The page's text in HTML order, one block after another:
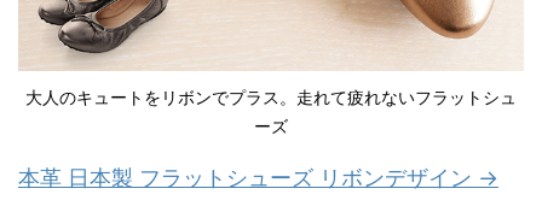
大人のキュートをリボンでプラス。走れて疲れないフラットシュ
ーズ
本革 日本製 フラットシューズ リボンデザイン →